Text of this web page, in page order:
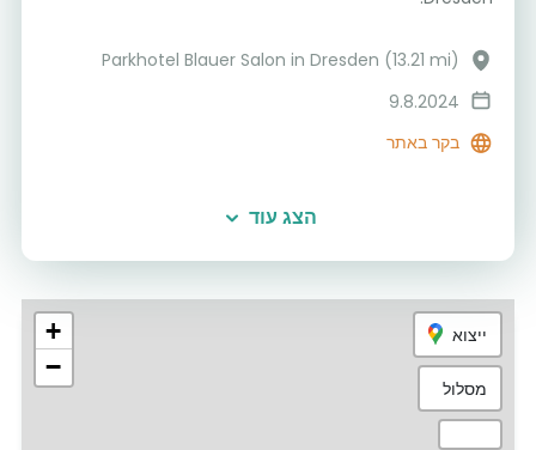
Parkhotel Blauer Salon in Dresden (13.21 mi)
9.8.2024
בקר באתר
הצג עוד
+
−
ייצוא
מסלול